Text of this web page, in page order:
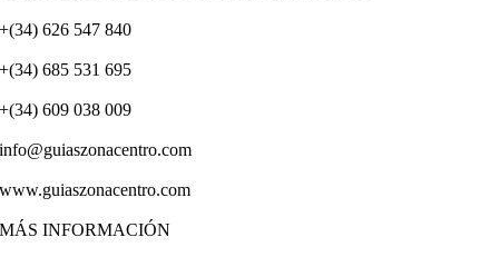
+(34) 626 547 840
+(34) 685 531 695
+(34) 609 038 009
info@guiaszonacentro.com
www.guiaszonacentro.com
MÁS INFORMACIÓN